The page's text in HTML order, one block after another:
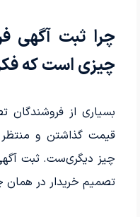
چرا ثبت آگهی
چیزی است که
بسیاری از فروشندگان
قیمت گذاشتن و منتظر
چیز دیگری‌ست. ثبت
تصمیم خریدار در همان